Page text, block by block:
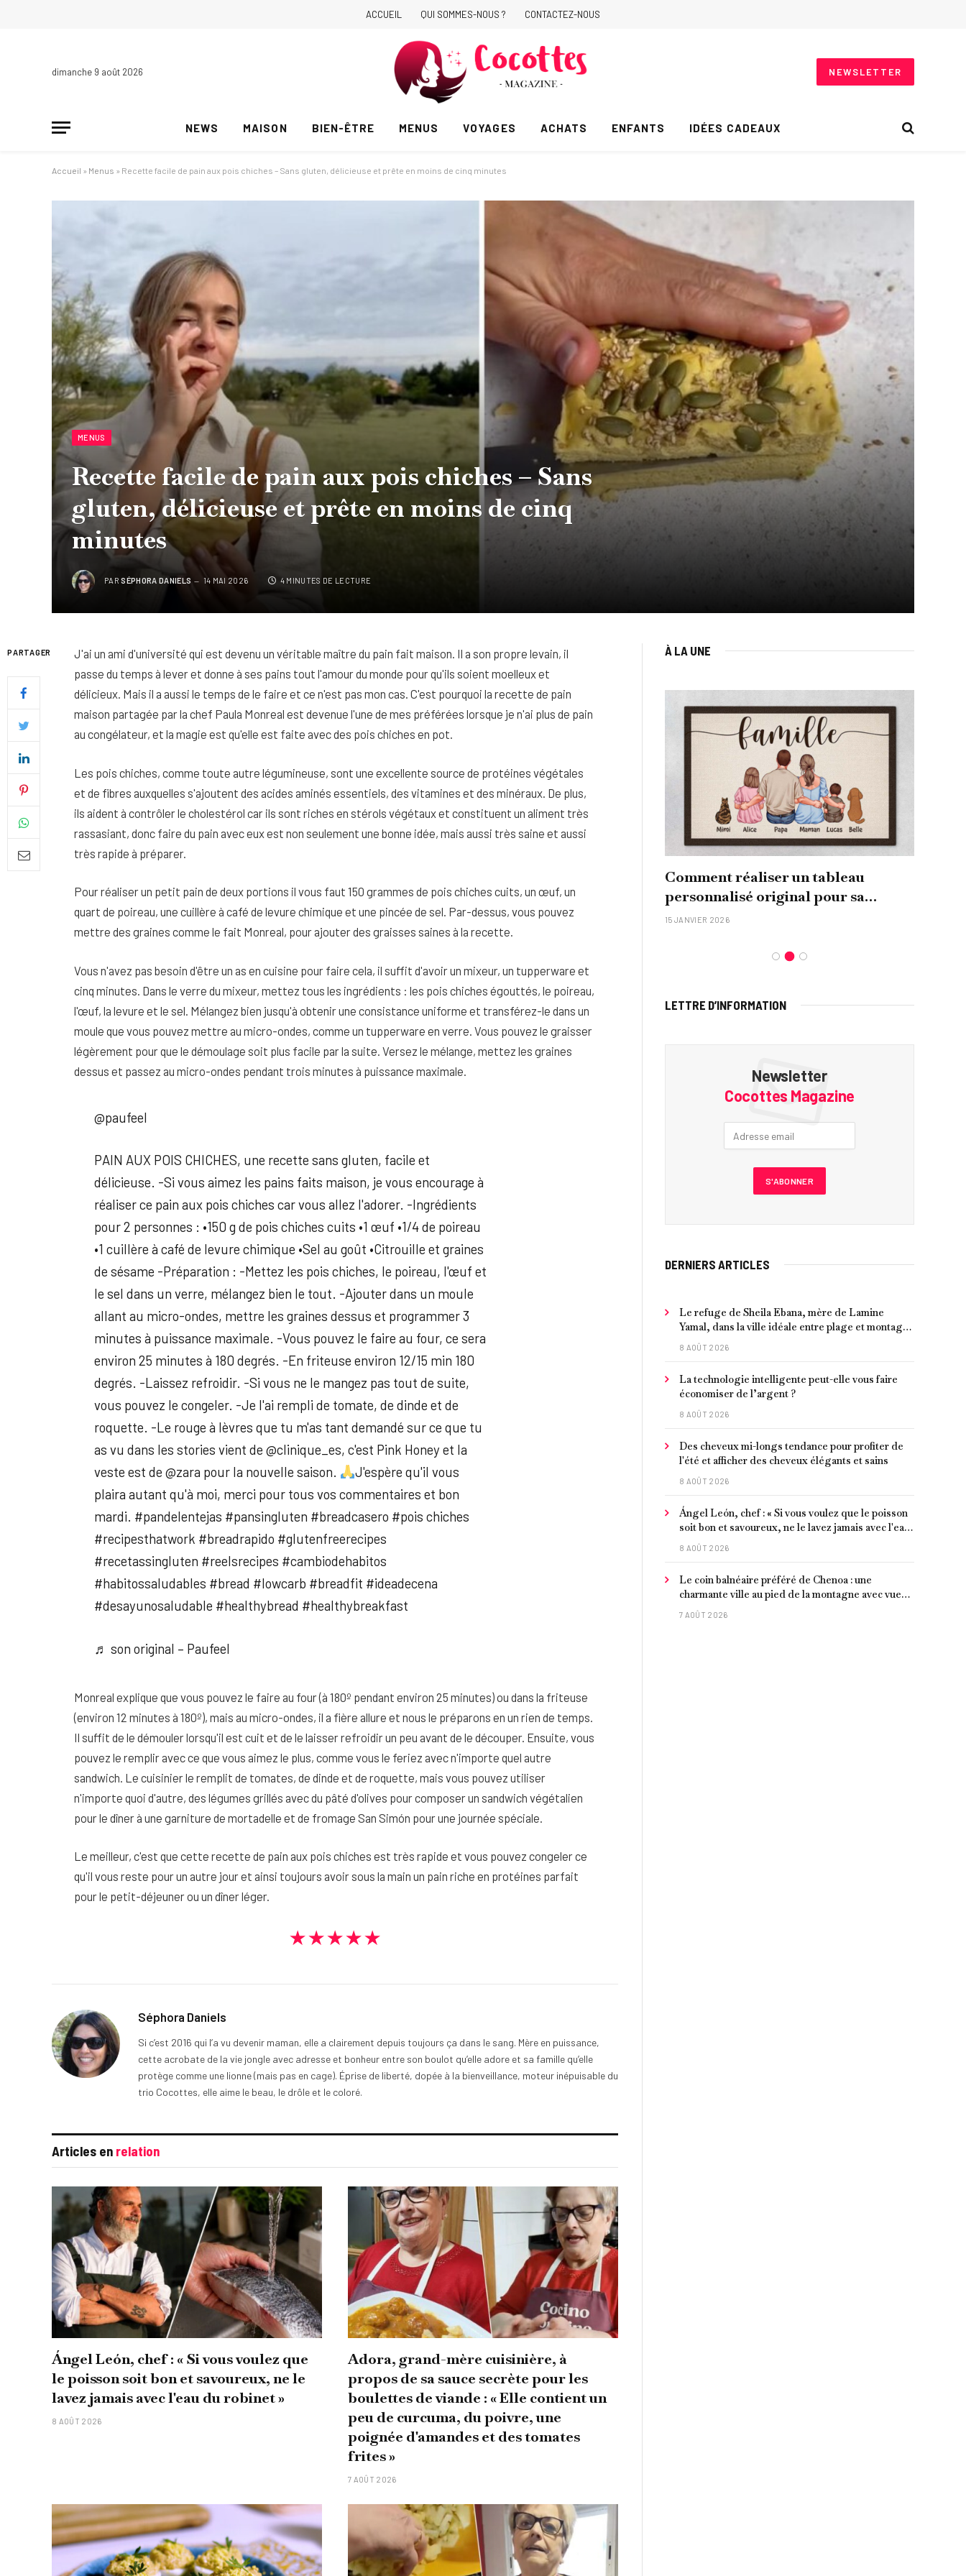
ACCUEIL QUI SOMMES-NOUS ? CONTACTEZ-NOUS
dimanche 9 août 2026 NEWSLETTER
NEWS MAISON BIEN-ÊTRE MENUS VOYAGES ACHATS ENFANTS IDÉES CADEAUX
Accueil » Menus » Recette facile de pain aux pois chiches – Sans gluten, délicieuse et prête en moins de cinq minutes
MENUS
Recette facile de pain aux pois chiches – Sans
gluten, délicieuse et prête en moins de cinq
minutes
PAR SÉPHORA DANIELS 14 MAI 2026 4 MINUTES DE LECTURE
PARTAGER
J'ai un ami d'université qui est devenu un véritable maître du pain fait maison. Il a son propre levain, il
passe du temps à lever et donne à ses pains tout l'amour du monde pour qu'ils soient moelleux et
délicieux. Mais il a aussi le temps de le faire et ce n'est pas mon cas. C'est pourquoi la recette de pain
maison partagée par la chef Paula Monreal est devenue l'une de mes préférées lorsque je n'ai plus de pain
au congélateur, et la magie est qu'elle est faite avec des pois chiches en pot.
Les pois chiches, comme toute autre légumineuse, sont une excellente source de protéines végétales
et de fibres auxquelles s'ajoutent des acides aminés essentiels, des vitamines et des minéraux. De plus,
ils aident à contrôler le cholestérol car ils sont riches en stérols végétaux et constituent un aliment très
rassasiant, donc faire du pain avec eux est non seulement une bonne idée, mais aussi très saine et aussi
très rapide à préparer.
Pour réaliser un petit pain de deux portions il vous faut 150 grammes de pois chiches cuits, un œuf, un
quart de poireau, une cuillère à café de levure chimique et une pincée de sel. Par-dessus, vous pouvez
mettre des graines comme le fait Monreal, pour ajouter des graisses saines à la recette.
Vous n'avez pas besoin d'être un as en cuisine pour faire cela, il suffit d'avoir un mixeur, un tupperware et
cinq minutes. Dans le verre du mixeur, mettez tous les ingrédients : les pois chiches égouttés, le poireau,
l'œuf, la levure et le sel. Mélangez bien jusqu'à obtenir une consistance uniforme et transférez-le dans un
moule que vous pouvez mettre au micro-ondes, comme un tupperware en verre. Vous pouvez le graisser
légèrement pour que le démoulage soit plus facile par la suite. Versez le mélange, mettez les graines
dessus et passez au micro-ondes pendant trois minutes à puissance maximale.
@paufeel
PAIN AUX POIS CHICHES, une recette sans gluten, facile et
délicieuse. -Si vous aimez les pains faits maison, je vous encourage à
réaliser ce pain aux pois chiches car vous allez l'adorer. -Ingrédients
pour 2 personnes : •150 g de pois chiches cuits •1 œuf •1/4 de poireau
•1 cuillère à café de levure chimique •Sel au goût •Citrouille et graines
de sésame -Préparation : -Mettez les pois chiches, le poireau, l'œuf et
le sel dans un verre, mélangez bien le tout. -Ajouter dans un moule
allant au micro-ondes, mettre les graines dessus et programmer 3
minutes à puissance maximale. -Vous pouvez le faire au four, ce sera
environ 25 minutes à 180 degrés. -En friteuse environ 12/15 min 180
degrés. -Laissez refroidir. -Si vous ne le mangez pas tout de suite,
vous pouvez le congeler. -Je l'ai rempli de tomate, de dinde et de
roquette. -Le rouge à lèvres que tu m'as tant demandé sur ce que tu
as vu dans les stories vient de @clinique_es, c'est Pink Honey et la
veste est de @zara pour la nouvelle saison.
J'espère qu'il vous
plaira autant qu'à moi, merci pour tous vos commentaires et bon
mardi. #pandelentejas #pansingluten #breadcasero #pois chiches
#recipesthatwork #breadrapido #glutenfreerecipes
#recetassingluten #reelsrecipes #cambiodehabitos
#habitossaludables #bread #lowcarb #breadfit #ideadecena
#desayunosaludable #healthybread #healthybreakfast
♬ son original – Paufeel
Monreal explique que vous pouvez le faire au four (à 180º pendant environ 25 minutes) ou dans la friteuse
(environ 12 minutes à 180º), mais au micro-ondes, il a fière allure et nous le préparons en un rien de temps.
Il suffit de le démouler lorsqu'il est cuit et de le laisser refroidir un peu avant de le découper. Ensuite, vous
pouvez le remplir avec ce que vous aimez le plus, comme vous le feriez avec n'importe quel autre
sandwich. Le cuisinier le remplit de tomates, de dinde et de roquette, mais vous pouvez utiliser
n'importe quoi d'autre, des légumes grillés avec du pâté d'olives pour composer un sandwich végétalien
pour le dîner à une garniture de mortadelle et de fromage San Simón pour une journée spéciale.
Le meilleur, c'est que cette recette de pain aux pois chiches est très rapide et vous pouvez congeler ce
qu'il vous reste pour un autre jour et ainsi toujours avoir sous la main un pain riche en protéines parfait
pour le petit-déjeuner ou un dîner léger.
★★★★★
Séphora Daniels
Si c’est 2016 qui l’a vu devenir maman, elle a clairement depuis toujours ça dans le sang. Mère en puissance,
cette acrobate de la vie jongle avec adresse et bonheur entre son boulot qu’elle adore et sa famille qu’elle
protège comme une lionne (mais pas en cage). Éprise de liberté, dopée à la bienveillance, moteur inépuisable du
trio Cocottes, elle aime le beau, le drôle et le coloré.
Articles en relation
Ángel León, chef : « Si vous voulez que
le poisson soit bon et savoureux, ne le
lavez jamais avec l'eau du robinet »
8 AOÛT 2026
Adora, grand-mère cuisinière, à
propos de sa sauce secrète pour les
boulettes de viande : « Elle contient un
peu de curcuma, du poivre, une
poignée d'amandes et des tomates
frites »
7 AOÛT 2026
À LA UNE
uniforme et lumineuse
26 NOVEMBRE 2025
utiliser pour ne pas l’irriter ?
Comment réaliser un tableau
personnalisé original pour sa
famille ?
15 JANVIER 2026
LETTRE D’INFORMATION
Newsletter
Cocottes Magazine
DERNIERS ARTICLES
Le refuge de Sheila Ebana, mère de Lamine
Yamal, dans la ville idéale entre plage et montagne
pour vivre tranquillement près de Barcelone
8 AOÛT 2026
La technologie intelligente peut-elle vous faire
économiser de l’argent ?
8 AOÛT 2026
Des cheveux mi-longs tendance pour profiter de
l'été et afficher des cheveux élégants et sains
8 AOÛT 2026
Ángel León, chef : « Si vous voulez que le poisson
soit bon et savoureux, ne le lavez jamais avec l'eau
du robinet »
8 AOÛT 2026
Le coin balnéaire préféré de Chenoa : une
charmante ville au pied de la montagne avec vue
sur la Méditerranée, bon poisson et criques
7 AOÛT 2026